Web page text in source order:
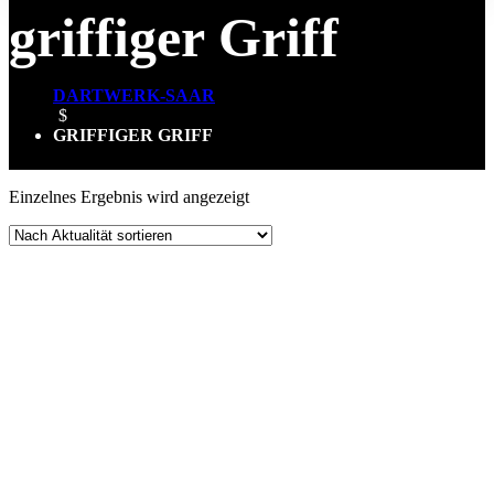
griffiger Griff
DARTWERK-SAAR
$
GRIFFIGER GRIFF
Einzelnes Ergebnis wird angezeigt